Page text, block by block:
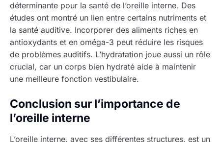
déterminante pour la santé de l’oreille interne. Des
études ont montré un lien entre certains nutriments et
la santé auditive. Incorporer des aliments riches en
antioxydants et en oméga-3 peut réduire les risques
de problèmes auditifs. L’hydratation joue aussi un rôle
crucial, car un corps bien hydraté aide à maintenir
une meilleure fonction vestibulaire.
Conclusion sur l’importance de
l’oreille interne
L’oreille interne, avec ses différentes structures, est un